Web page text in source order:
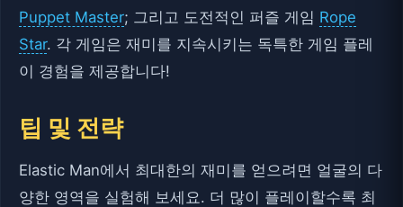
Puppet Master; 그리고 도전적인 퍼즐 게임 Rope
Star. 각 게임은 재미를 지속시키는 독특한 게임 플레
이 경험을 제공합니다!
팁 및 전략
Elastic Man에서 최대한의 재미를 얻으려면 얼굴의 다
양한 영역을 실험해 보세요. 더 많이 플레이할수록 최